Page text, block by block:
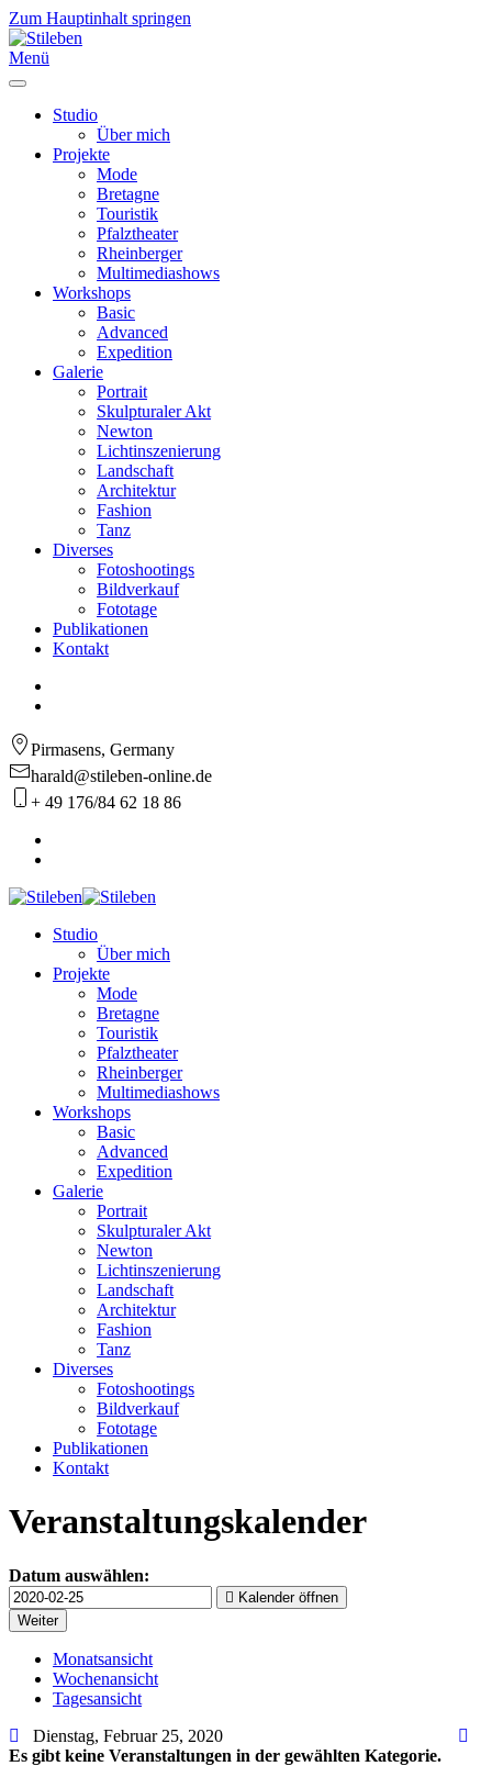
Zum Hauptinhalt springen
Menü
Studio
Über mich
Projekte
Mode
Bretagne
Touristik
Pfalztheater
Rheinberger
Multimediashows
Workshops
Basic
Advanced
Expedition
Galerie
Portrait
Skulpturaler Akt
Newton
Lichtinszenierung
Landschaft
Architektur
Fashion
Tanz
Diverses
Fotoshootings
Bildverkauf
Fototage
Publikationen
Kontakt
Pirmasens, Germany
harald@stileben-online.de
+ 49 176/84 62 18 86
Studio
Über mich
Projekte
Mode
Bretagne
Touristik
Pfalztheater
Rheinberger
Multimediashows
Workshops
Basic
Advanced
Expedition
Galerie
Portrait
Skulpturaler Akt
Newton
Lichtinszenierung
Landschaft
Architektur
Fashion
Tanz
Diverses
Fotoshootings
Bildverkauf
Fototage
Publikationen
Kontakt
Veranstaltungskalender
Datum auswählen:
Kalender öffnen
Monatsansicht
Wochenansicht
Tagesansicht
Dienstag, Februar 25, 2020
Es gibt keine Veranstaltungen in der gewählten Kategorie.